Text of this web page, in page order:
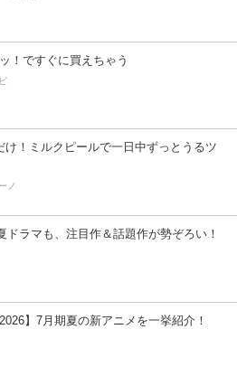
！ですぐに買えちゃう
け！ミルクピールで一日中ずっとうるツ
ノ
ドラマも、注目作＆話題作が勢ぞろい！
】7月期夏の新アニメを一挙紹介！